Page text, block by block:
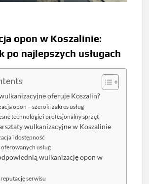
opon w Koszalinie:
po najlepszych usługach
oferuje Koszalin?
opon – szeroki zakres usług
technologie i profesjonalny sprzęt
wulkanizacyjne w Koszalinie
i dostępność
oferowanych usług
wulkanizację opon w
serwisu